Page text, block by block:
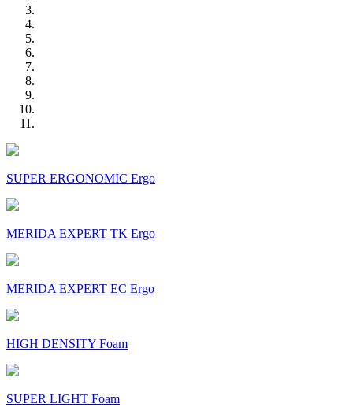
SUPER ERGONOMIC Ergo
MERIDA EXPERT TK Ergo
MERIDA EXPERT EC Ergo
HIGH DENSITY Foam
SUPER LIGHT Foam